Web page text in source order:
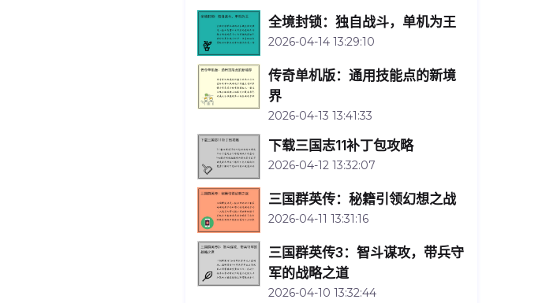
全境封锁：独自战斗，单机为王
2026-04-14 13:29:10
传奇单机版：通用技能点的新境
界
2026-04-13 13:41:33
下载三国志11补丁包攻略
2026-04-12 13:32:07
三国群英传：秘籍引领幻想之战
2026-04-11 13:31:16
三国群英传3：智斗谋攻，带兵守
军的战略之道
2026-04-10 13:32:44